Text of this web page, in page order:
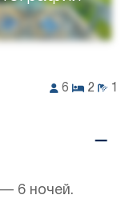
6 2 1
6 ночей.